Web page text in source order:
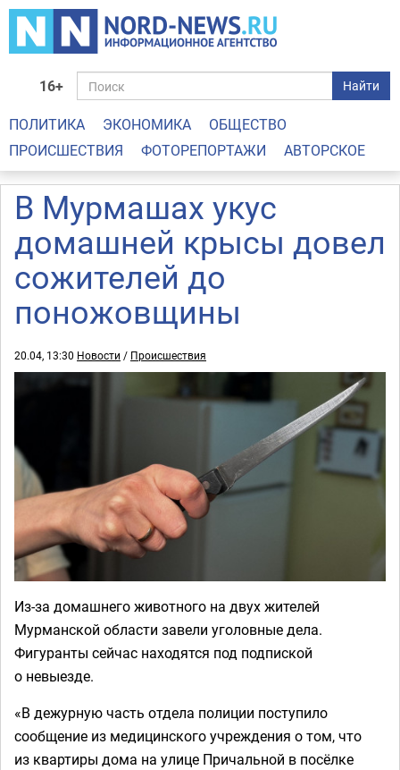
16+ Найти
ПОЛИТИКА ЭКОНОМИКА
ОБЩЕСТВО
ПРОИСШЕСТВИЯ
ФОТОРЕПОРТАЖИ АВТОРСКОЕ
В Мурмашах укус
домашней крысы довел
сожителей до
поножовщины
20.04, 13:30 Новости / Происшествия
Из-за домашнего животного на двух жителей
Мурманской области завели уголовные дела.
Фигуранты сейчас находятся под подпиской
о невыезде.
«В дежурную часть отдела полиции поступило
сообщение из медицинского учреждения о том, что
из квартиры дома на улице Причальной в посёлке